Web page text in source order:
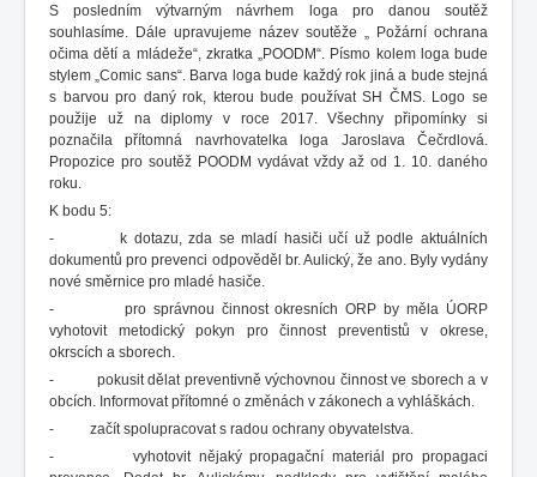
S posledním výtvarným návrhem loga pro danou soutěž
souhlasíme. Dále upravujeme název soutěže „ Požární ochrana
očima dětí a mládeže“, zkratka „POODM“. Písmo kolem loga bude
stylem „Comic sans“. Barva loga bude každý rok jiná a bude stejná
s barvou pro daný rok, kterou bude používat SH ČMS. Logo se
použije už na diplomy v roce 2017. Všechny připomínky si
poznačila přítomná navrhovatelka loga Jaroslava Čečrdlová.
Propozice pro soutěž POODM vydávat vždy až od 1. 10. daného
roku.
K bodu 5:
- k dotazu, zda se mladí hasiči učí už podle aktuálních
dokumentů pro prevenci odpověděl br. Aulický, že ano. Byly vydány
nové směrnice pro mladé hasiče.
- pro správnou činnost okresních ORP by měla ÚORP
vyhotovit metodický pokyn pro činnost preventistů v okrese,
okrscích a sborech.
- pokusit dělat preventivně výchovnou činnost ve sborech a v
obcích. Informovat přítomné o změnách v zákonech a vyhláškách.
- začít spolupracovat s radou ochrany obyvatelstva.
- vyhotovit nějaký propagační materiál pro propagaci